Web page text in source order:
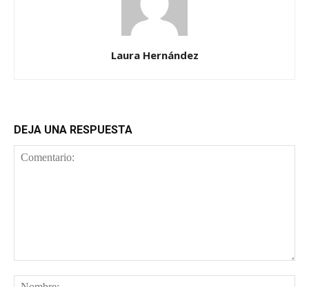
Laura Hernández
DEJA UNA RESPUESTA